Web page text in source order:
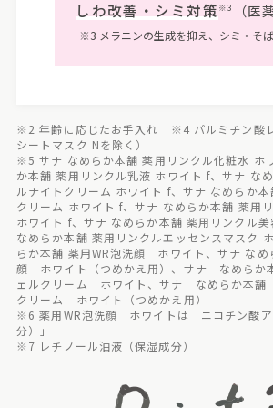
しわ改善・シミ対策 ※3 （医
※3 メラニンの生成を抑え、シミ・そ
※2 年齢に応じたお手入れ ※4 パルミチン酸
シートマスク Nを除く）
※5 サナ なめらか本舗 薬用リンクル化粧水 ホ
か本舗 薬用リンクル乳液 ホワイト f、サナ な
ルナイトクリーム ホワイト f、サナ なめらか本
クリーム ホワイト f、サナ なめらか本舗 薬用
ホワイト f、サナ なめらか本舗 薬用リンクル
なめらか本舗 薬用リンクルエッセンスマスク
らか本舗 薬用WR泡洗顔 ホワイト、サナ なめ
顔 ホワイト（つめかえ用）、サナ なめらか
ェルクリーム ホワイト、サナ なめらか本舗
クリーム ホワイト（つめかえ用）
※6 薬用WR泡洗顔 ホワイトは「ニコチン酸ア
分）」
※7 レチノール油液（保湿成分）